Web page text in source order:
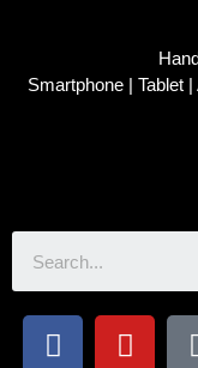
Smartphone | Tablet